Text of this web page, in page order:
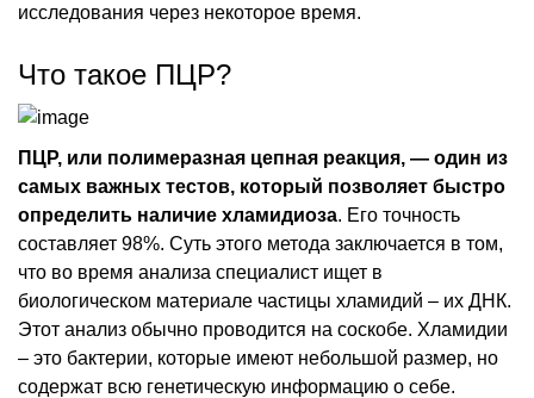
исследования через некоторое время.
Что такое ПЦР?
ПЦР, или полимеразная цепная реакция, — один из
самых важных тестов, который позволяет быстро
определить наличие хламидиоза. Его точность
составляет 98%. Суть этого метода заключается в том,
что во время анализа специалист ищет в
биологическом материале частицы хламидий – их ДНК.
Этот анализ обычно проводится на соскобе. Хламидии
– это бактерии, которые имеют небольшой размер, но
содержат всю генетическую информацию о себе.